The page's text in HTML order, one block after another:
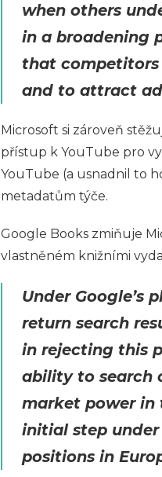
when others
in a broadening
that competitors
and to attract
Microsoft si zároveň
přístup k YouTube pro
YouTube (a usnadnil to
metadatům týče.
Google Books zmiňuje
vlastněném knižními
Under Google’s
return search
in rejecting this
ability to search
market power in
initial step under
positions in